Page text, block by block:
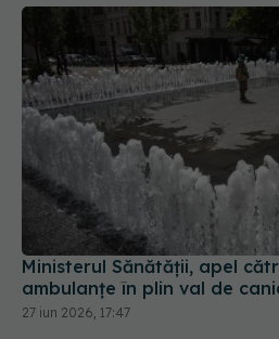
Ministerul Sănătății, apel
ambulanțe în plin val de
27 iun 2026, 17:47